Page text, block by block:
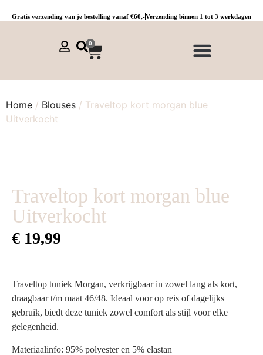
Gratis verzending van je bestelling vanaf €60,-Verzending binnen 1 tot 3 werkdagen
0
Home / Blouses / Traveltop kort morgan blue
Uitverkocht
Traveltop kort morgan blue
Uitverkocht
€ 19,99
Traveltop tuniek Morgan, verkrijgbaar in zowel lang als kort,
draagbaar t/m maat 46/48. Ideaal voor op reis of dagelijks
gebruik, biedt deze tuniek zowel comfort als stijl voor elke
gelegenheid.
Materiaalinfo: 95% polyester en 5% elastan